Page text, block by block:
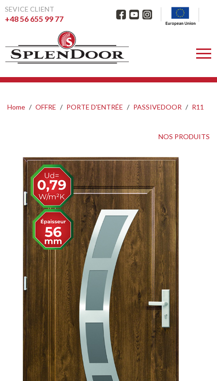
SEVICE CLIENT
+48 56 655 99 77
Home OFFRE PORTE D'ENTRÉE PASSIVEDOOR R11
NOS PRODUITS